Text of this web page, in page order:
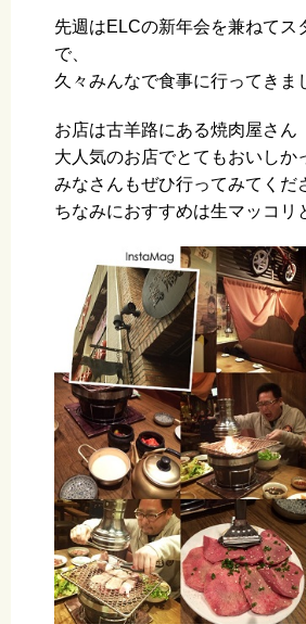
先週はELCの新年会を兼ねてス
で、
久々みんなで食事に行ってきま
お店は古羊路にある焼肉屋さん
大人気のお店でとてもおいしか
みなさんもぜひ行ってみてくだ
ちなみにおすすめは生マッコ